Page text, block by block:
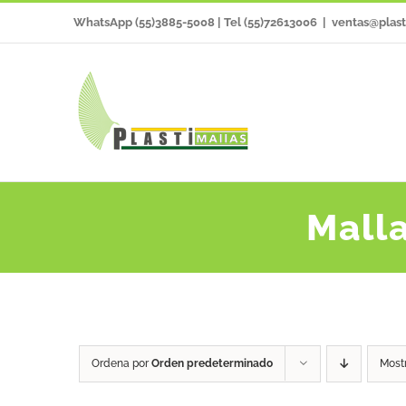
al
WhatsApp (55)3885-5008 | Tel (55)72613006
Ordena porOrden predeterminado